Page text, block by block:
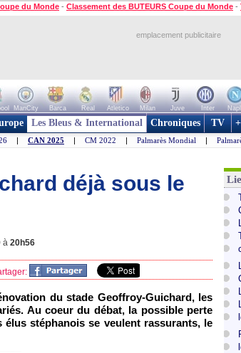
du Monde - Classement des BUTEURS Coupe du Monde -
emplacement publicitaire
ManCity Barca Real Atletico Milan Juve Inter
Les Bleus & International Chroniques TV +
| CAN 2025 | CM 2022 | Palmarès Mondial |
déjà sous le
à 20h56
du stade Geoffroy-Guichard, les
Au coeur du débat, la possible perte
stéphanois se veulent rassurants, le